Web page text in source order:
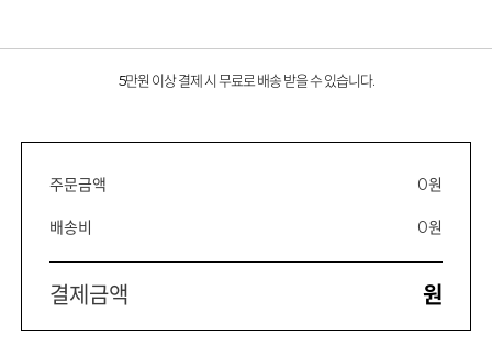
5만원 이상 결제 시 무료로 배송 받을 수 있습니다.
주문금액 0원
배송비 0원
결제금액 원